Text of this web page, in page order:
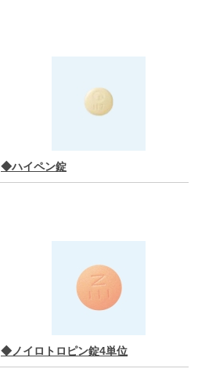
◆ハイペン錠
◆ノイロトロピン錠4単位